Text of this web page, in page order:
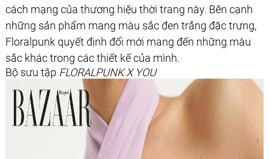
cách mạng của thương hiệu thời trang này. Bên cạnh
những sản phẩm mang màu sắc đen trắng đặc trưng,
Floralpunk quyết định đổi mới mang đến những màu
sắc khác trong các thiết kế của mình.
Bộ sưu tập FLORALPUNK X YOU